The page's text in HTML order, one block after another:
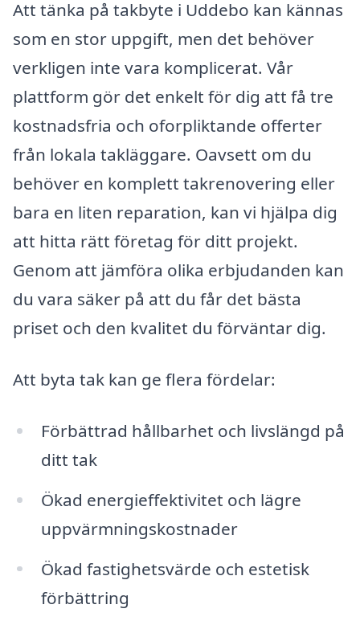
Att tänka på takbyte i Uddebo kan kännas
som en stor uppgift, men det behöver
verkligen inte vara komplicerat. Vår
plattform gör det enkelt för dig att få tre
kostnadsfria och oforpliktande offerter
från lokala takläggare. Oavsett om du
behöver en komplett takrenovering eller
bara en liten reparation, kan vi hjälpa dig
att hitta rätt företag för ditt projekt.
Genom att jämföra olika erbjudanden kan
du vara säker på att du får det bästa
priset och den kvalitet du förväntar dig.
Att byta tak kan ge flera fördelar:
Förbättrad hållbarhet och livslängd på
ditt tak
Ökad energieffektivitet och lägre
uppvärmningskostnader
Ökad fastighetsvärde och estetisk
förbättring